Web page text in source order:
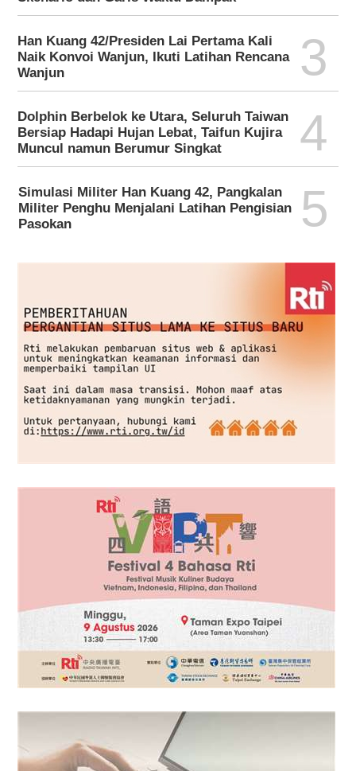
Han Kuang 42/Presiden Lai Pertama Kali
Naik Konvoi Wanjun, Ikuti Latihan Rencana
Wanjun
3
Dolphin Berbelok ke Utara, Seluruh Taiwan
Bersiap Hadapi Hujan Lebat, Taifun Kujira
Muncul namun Berumur Singkat
4
Simulasi Militer Han Kuang 42, Pangkalan
Militer Penghu Menjalani Latihan Pengisian
Pasokan
5